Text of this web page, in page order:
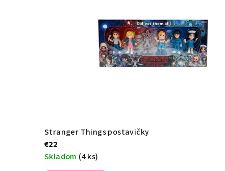
Stranger Things postavičky
€22
Skladom (4 ks)